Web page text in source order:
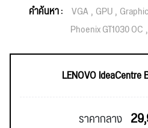
คำค้นหา : VGA GPU
Phoenix GT1030 OC
LENOVO
ราคากลาง